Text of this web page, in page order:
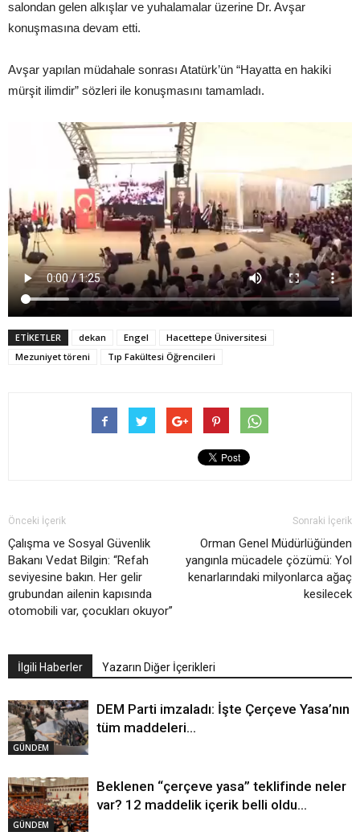
salondan gelen alkışlar ve yuhalamalar üzerine Dr. Avşar
konuşmasına devam etti.
Avşar yapılan müdahale sonrası Atatürk’ün “Hayatta en hakiki
mürşit ilimdir” sözleri ile konuşmasını tamamladı.
ETIKETLER dekan Engel
Hacettepe Üniversitesi
Mezuniyet töreni
Tıp Fakültesi Öğrencileri
Önceki İçerik
Çalışma ve Sosyal Güvenlik
Bakanı Vedat Bilgin: “Refah
seviyesine bakın. Her gelir
grubundan ailenin kapısında
otomobili var, çocukları okuyor”
Sonraki İçerik
Orman Genel Müdürlüğünden
yangınla mücadele çözümü: Yol
kenarlarındaki milyonlarca ağaç
kesilecek
İlgili Haberler Yazarın Diğer İçerikleri
GÜNDEM
DEM Parti imzaladı: İşte Çerçeve Yasa’nın
tüm maddeleri…
GÜNDEM
Beklenen “çerçeve yasa” teklifinde neler
var? 12 maddelik içerik belli oldu…